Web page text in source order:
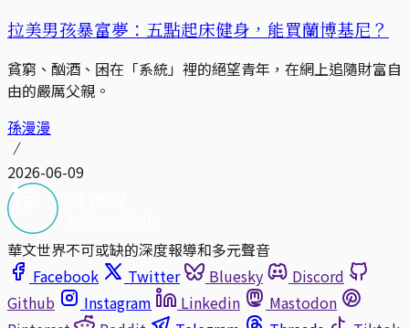
拉美男孩暴富夢：五點起床健身，能買蘭博基尼？
貧窮、酗酒、困在「系統」裡的絕望青年，在網上追隨財富自
由的嚴厲父親。
孫漫漫
2026-06-09
華文世界不可或缺的深度報導和多元聲音
Facebook
Twitter Bluesky
Discord
Github
Instagram Linkedin
Mastodon